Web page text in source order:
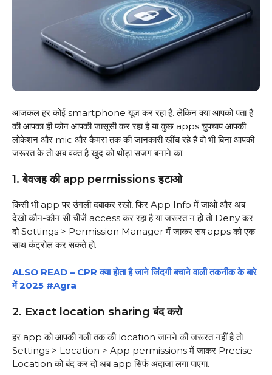
आजकल हर कोई smartphone यूज कर रहा है. लेकिन क्या आपको पता है
की आपका ही फोन आपकी जासूसी कर रहा है या कुछ apps चुपचाप आपकी
लोकेशन और mic और कैमरा तक की जानकारी खींच रहे हैं वो भी बिना आपकी
जरूरत के तो अब वक्त है खुद को थोड़ा सजग बनाने का.
1. बेवजह की app permissions हटाओ
किसी भी app पर उंगली दबाकर रखो, फिर App Info में जाओ और अब
देखो कौन-कौन सी चीजें access कर रहा है या जरूरत न हो तो Deny कर
दो Settings > Permission Manager में जाकर सब apps को एक
साथ कंट्रोल कर सकते हो.
ALSO READ – CPR क्या होता है जाने जिंदगी बचाने वाली तकनीक के बारे
में 2025 #Agra
2. Exact location sharing बंद करो
हर app को आपकी गली तक की location जानने की जरूरत नहीं है तो
Settings > Location > App permissions में जाकर Precise
Location को बंद कर दो अब app सिर्फ अंदाजा लगा पाएगा.